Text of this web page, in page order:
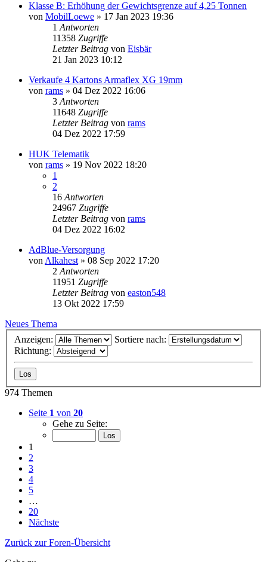
Klasse B: Erhöhung der Gewichtsgrenze auf 4,25 Tonnen
von MobilLoewe » 17 Jan 2023 19:36
1 Antworten
11358 Zugriffe
Letzter Beitrag von Eisbär
21 Jan 2023 10:12
Verkaufe 4 Kartons Armaflex XG 19mm
von rams » 04 Dez 2022 16:06
3 Antworten
11648 Zugriffe
Letzter Beitrag von rams
04 Dez 2022 17:59
HUK Telematik
von rams » 19 Nov 2022 18:20
1
2
16 Antworten
24967 Zugriffe
Letzter Beitrag von rams
04 Dez 2022 16:02
AdBlue-Versorgung
von Alkahest » 08 Sep 2022 17:20
2 Antworten
11951 Zugriffe
Letzter Beitrag von easton548
13 Okt 2022 17:59
Neues Thema
Anzeigen:
Sortiere nach:
Richtung:
974 Themen
Seite 1 von 20
Gehe zu Seite:
1
2
3
4
5
…
20
Nächste
Zurück zur Foren-Übersicht